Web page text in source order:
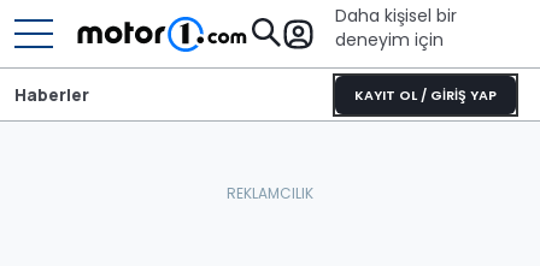
Daha kişisel bir
deneyim için
KAYIT OL / GİRİŞ YAP
Haberler